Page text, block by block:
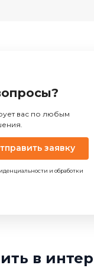
вас по любым
заявку
и обработки
в